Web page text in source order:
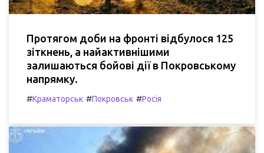
Протягом доби на фронті відбулося 125
зіткнень, а найактивнішими
залишаються бойові дії в Покровському
напрямку.
#Краматорськ #Покровськ #Росія